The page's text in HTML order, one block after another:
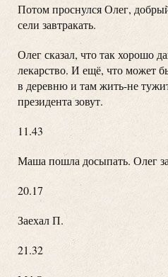
Потом проснулся Олег,
сели завтракать.
Олег сказал, что так хорошо
лекарство. И ещё, что может
в деревню и там жить-не
президента зовут.
11.43
Маша пошла досыпать. Олег
20.17
Заехал П.
21.32